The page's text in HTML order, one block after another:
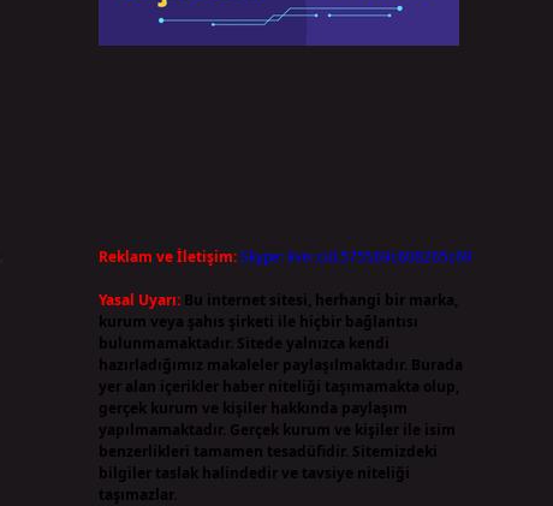
Reklam ve İletişim:Skype: live:.cid.575569c608265c69
Yasal Uyarı: Bu internet sitesi, herhangi bir marka,
kurum veya şahıs şirketi ile hiçbir bağlantısı
bulunmamaktadır. Sitede yalnızca kendi
hazırladığımız makaleler paylaşılmaktadır. Burada
yer alan içerikler haber niteliği taşımamakta olup,
gerçek kurum ve kişiler hakkında paylaşım
yapılmamaktadır. Gerçek kurum ve kişiler ile isim
benzerlikleri tamamen tesadüfidir. Sitemizdeki
bilgiler taslak halindedir ve tavsiye niteliği
taşımazlar.